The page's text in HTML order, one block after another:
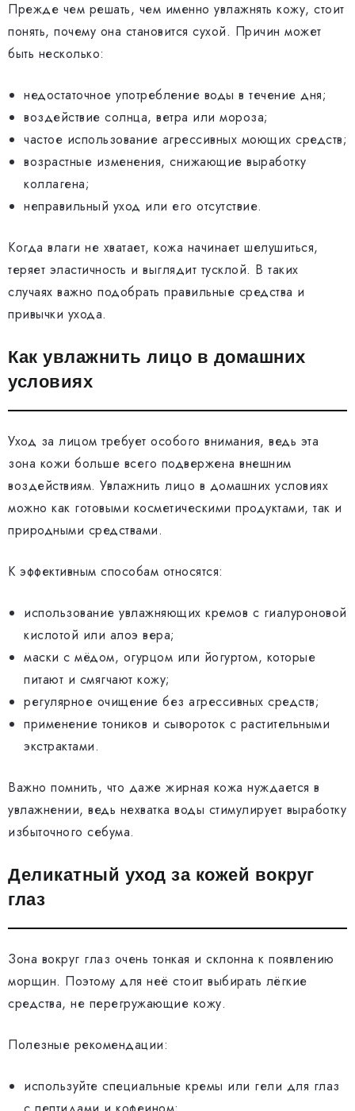
Прежде чем решать, чем именно увлажнять кожу, стоит
понять, почему она становится сухой. Причин может
быть несколько:
недостаточное употребление воды в течение дня;
воздействие солнца, ветра или мороза;
частое использование агрессивных моющих средств;
возрастные изменения, снижающие выработку
коллагена;
неправильный уход или его отсутствие.
Когда влаги не хватает, кожа начинает шелушиться,
теряет эластичность и выглядит тусклой. В таких
случаях важно подобрать правильные средства и
привычки ухода.
Как увлажнить лицо в домашних
условиях
Уход за лицом требует особого внимания, ведь эта
зона кожи больше всего подвержена внешним
воздействиям. Увлажнить лицо в домашних условиях
можно как готовыми косметическими продуктами, так и
природными средствами.
К эффективным способам относятся:
использование увлажняющих кремов с гиалуроновой
кислотой или алоэ вера;
маски с мёдом, огурцом или йогуртом, которые
питают и смягчают кожу;
регулярное очищение без агрессивных средств;
применение тоников и сывороток с растительными
экстрактами.
Важно помнить, что даже жирная кожа нуждается в
увлажнении, ведь нехватка воды стимулирует выработку
избыточного себума.
Деликатный уход за кожей вокруг
глаз
Зона вокруг глаз очень тонкая и склонна к появлению
морщин. Поэтому для неё стоит выбирать лёгкие
средства, не перегружающие кожу.
Полезные рекомендации:
используйте специальные кремы или гели для глаз